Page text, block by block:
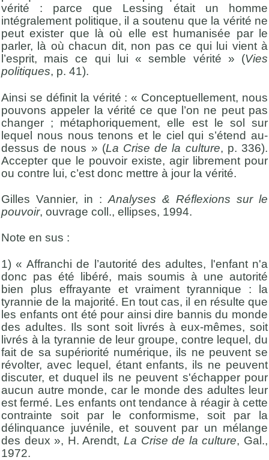
vérité : parce que Lessing était un homme
intégralement politique, il a soutenu que la vérité ne
peut exister que là où elle est humanisée par le
parler, là où chacun dit, non pas ce qui lui vient à
l’esprit, mais ce qui lui « semble vérité » (Vies
politiques, p. 41).
Ainsi se définit la vérité : « Conceptuellement, nous
pouvons appeler la vérité ce que l’on ne peut pas
changer ; métaphoriquement, elle est le sol sur
lequel nous nous tenons et le ciel qui s’étend au-
dessus de nous » (La Crise de la culture, p. 336).
Accepter que le pouvoir existe, agir librement pour
ou contre lui, c’est donc mettre à jour la vérité.
Gilles Vannier, in : Analyses & Réflexions sur le
pouvoir, ouvrage coll., ellipses, 1994.
Note en sus :
1) « Affranchi de l’autorité des adultes, l'enfant n'a
donc pas été libéré, mais soumis à une autorité
bien plus effrayante et vraiment tyrannique : la
tyrannie de la majorité. En tout cas, il en résulte que
les enfants ont été pour ainsi dire bannis du monde
des adultes. Ils sont soit livrés à eux-mêmes, soit
livrés à la tyrannie de leur groupe, contre lequel, du
fait de sa supériorité numérique, ils ne peuvent se
révolter, avec lequel, étant enfants, ils ne peuvent
discuter, et duquel ils ne peuvent s'échapper pour
aucun autre monde, car le monde des adultes leur
est fermé. Les enfants ont tendance à réagir à cette
contrainte soit par le conformisme, soit par la
délinquance juvénile, et souvent par un mélange
des deux », H. Arendt, La Crise de la culture, Gal.,
1972.